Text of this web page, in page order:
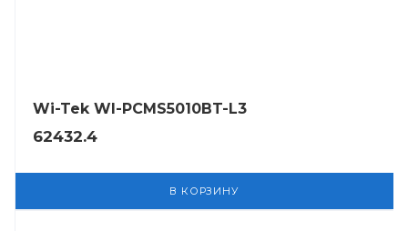
Wi-Tek WI-PCMS5010BT-L3
62432.4
В КОРЗИНУ